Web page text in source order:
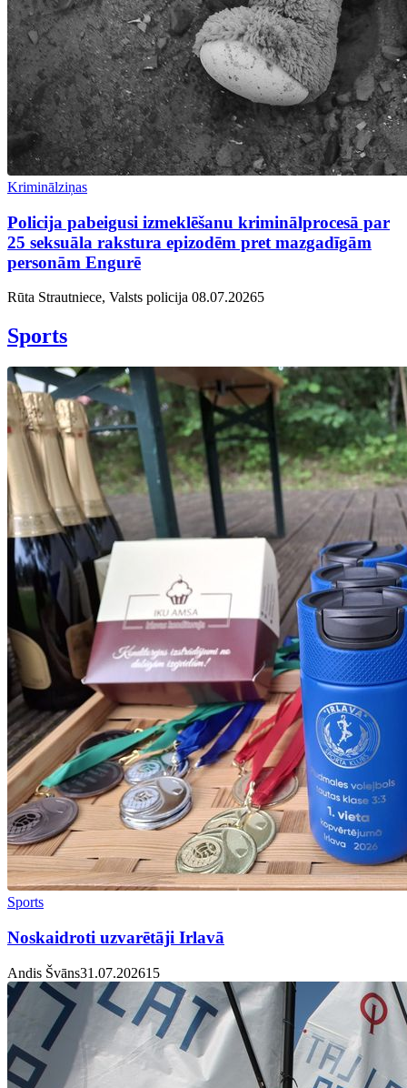
Kriminālziņas
Policija pabeigusi izmeklēšanu kriminālprocesā par
25 seksuāla rakstura epizodēm pret mazgadīgām
personām Engurē
Rūta Strautniece, Valsts policija 08.07.20265
Sports
Sports
Noskaidroti uzvarētāji Irlavā
Andis Švāns31.07.20261 5